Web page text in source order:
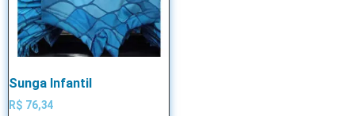
Sunga Infantil
R$ 76,34